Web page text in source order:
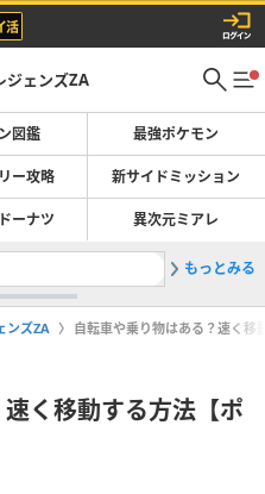
ジェンズZA
図鑑 最強ポケモン
ー攻略 新サイドミッション
ーナツ 異次元ミアレ
2特別な
もっとみる
ンズZA 自転車や乗り物はある？速く移
く移動する方法【ポ